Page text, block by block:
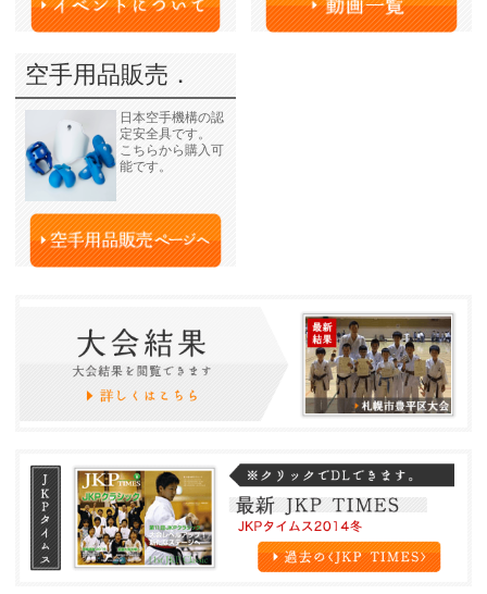
空手用品販売．
日本空手機構の認
定安全具です。
こちらから購入可
能です。